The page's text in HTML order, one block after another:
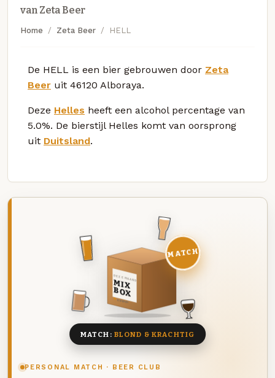
van Zeta Beer
Home Zeta Beer HELL
De HELL is een bier gebrouwen door Zeta
Beer uit 46120 Alboraya.
Deze Helles heeft een alcohol percentage van
5.0%. De bierstijl Helles komt van oorsprong
uit Duitsland.
PERSONAL MATCH · BEER CLUB
DEZE MAAND
MIX
BOX
8 BIEREN
MATCH
MATCH: BLOND & KRACHTIG